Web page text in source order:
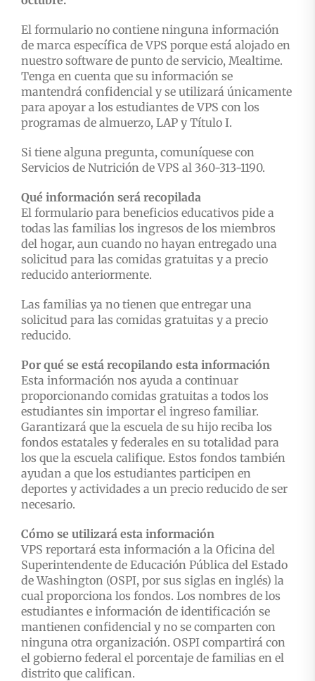
El formulario no contiene ninguna información
de marca específica de VPS porque está alojado en
nuestro software de punto de servicio, Mealtime.
Tenga en cuenta que su información se
mantendrá confidencial y se utilizará únicamente
para apoyar a los estudiantes de VPS con los
programas de almuerzo, LAP y Título I.
Si tiene alguna pregunta, comuníquese con
Servicios de Nutrición de VPS al 360-313-1190.
Qué información será recopilada
El formulario para beneficios educativos pide a
todas las familias los ingresos de los miembros
del hogar, aun cuando no hayan entregado una
solicitud para las comidas gratuitas y a precio
reducido anteriormente.
Las familias ya no tienen que entregar una
solicitud para las comidas gratuitas y a precio
reducido.
Por qué se está recopilando esta información
Esta información nos ayuda a continuar
proporcionando comidas gratuitas a todos los
estudiantes sin importar el ingreso familiar.
Garantizará que la escuela de su hijo reciba los
fondos estatales y federales en su totalidad para
los que la escuela califique. Estos fondos también
ayudan a que los estudiantes participen en
deportes y actividades a un precio reducido de ser
necesario.
Cómo se utilizará esta información
VPS reportará esta información a la Oficina del
Superintendente de Educación Pública del Estado
de Washington (OSPI, por sus siglas en inglés) la
cual proporciona los fondos. Los nombres de los
estudiantes e información de identificación se
mantienen confidencial y no se comparten con
ninguna otra organización. OSPI compartirá con
el gobierno federal el porcentaje de familias en el
distrito que califican.